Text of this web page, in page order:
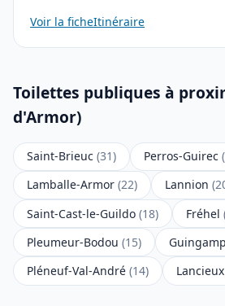
Voir la ficheItinéraire
Toilettes publiques à
d'Armor)
Saint-Brieuc (31) Perros-Guirec
Lamballe-Armor (22) Lannion
Saint-Cast-le-Guildo (18) Fréhel
Pleumeur-Bodou (15) Guingamp
Pléneuf-Val-André (14) Lancieux